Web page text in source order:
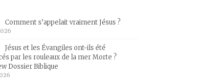
Comment s’appelait vraiment Jésus ?
Jésus et les Évangiles ont-ils été
par les rouleaux de la mer Morte ?
Dossier Biblique